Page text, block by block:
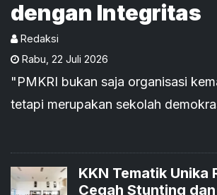
dengan Integritas
Redaksi
Rabu 22 Juli 2026
"PMKRI bukan saja organisasi
tetapi merupakan sekolah
kehidupan berbangsa dan
KKN Tematik Unika
Cegah Stunting